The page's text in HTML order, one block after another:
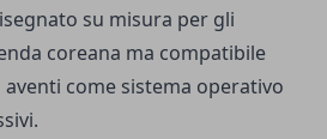
su misura per gli
coreana ma compatibile
come sistema operativo